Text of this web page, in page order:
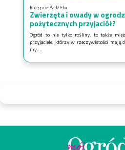
Kategorie: Bądź Eko
Zwierzęta i owady w
pożytecznych przyjaciół?
Ogród to nie tylko rośliny, to także
przyjaciele, którzy w rzeczywistości mają
my....